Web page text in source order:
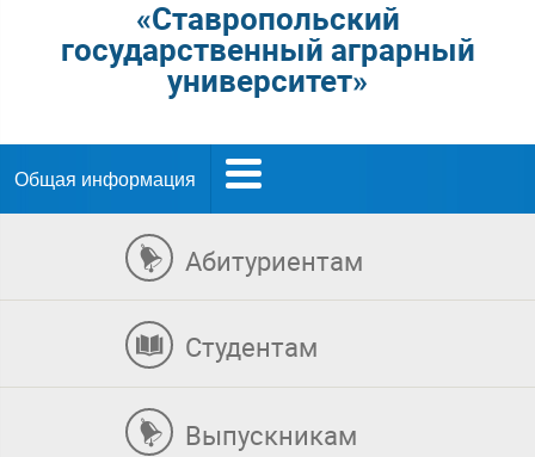
«Ставропольский
государственный аграрный
университет»
Общая информация
Абитуриентам
Студентам
Выпускникам